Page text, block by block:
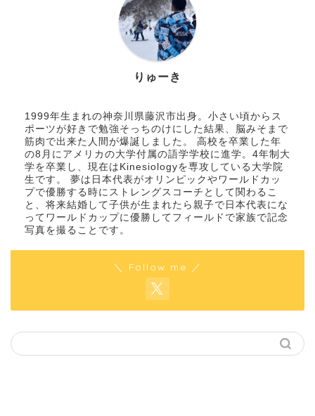
りゅーき
1999年生まれの神奈川県藤沢市出身。小さい頃からス
ポーツが好きで勉強そっちのけにした結果、脳みそまで
筋肉で出来た人間が爆誕しました。 高校を卒業した年
の8月にアメリカの大学付属の語学学校に進学。4年制大
学を卒業し、現在はKinesiologyを専攻している大学院
生です。 夢は日本代表がオリンピックやワールドカッ
プで優勝する時にストレングスコーチとして関わるこ
と、将来結婚して子供が生まれたら親子で日本代表にな
ってワールドカップに優勝してフィールドで家族で記念
写真を撮ることです。
＼ Follow me ／